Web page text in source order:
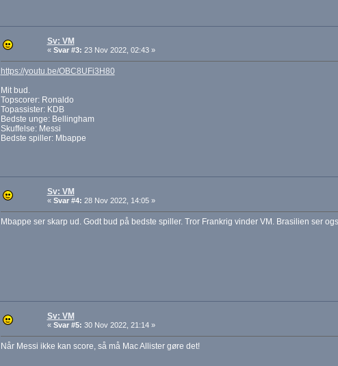
Sv: VM
« Svar #3: 23 Nov 2022, 02:43 »
https://youtu.be/OBC8UFi3H80
Mit bud.
Topscorer: Ronaldo
Topassister: KDB
Bedste unge: Bellingham
Skuffelse: Messi
Bedste spiller: Mbappe
Sv: VM
« Svar #4: 28 Nov 2022, 14:05 »
Mbappe ser skarp ud. Godt bud på bedste spiller. Tror Frankrig vinder VM. Brasilien ser
Sv: VM
« Svar #5: 30 Nov 2022, 21:14 »
Når Messi ikke kan score, så må Mac Allister gøre det!